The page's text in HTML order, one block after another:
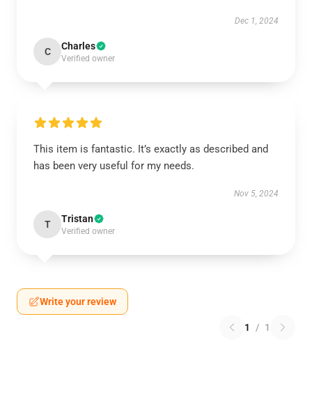
Dec 1, 2024
C Charles
Verified owner
This item is fantastic. It’s exactly as described and
has been very useful for my needs.
Nov 5, 2024
T Tristan
Verified owner
Write your review
1 / 1